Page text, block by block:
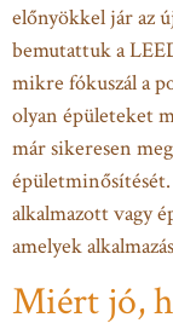
előnyökkel jár az
bemutattuk a
mikre fókuszál a
olyan épületeket
már sikeresen
alkalmazott vagy
amelyek
Miért jó,